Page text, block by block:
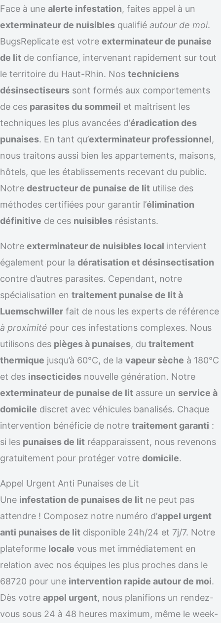
Face à une alerte infestation, faites appel à un
exterminateur de nuisibles qualifié autour de moi.
BugsReplicate est votre exterminateur de punaise
de lit de confiance, intervenant rapidement sur tout
le territoire du Haut-Rhin. Nos techniciens
désinsectiseurs sont formés aux comportements
de ces parasites du sommeil et maîtrisent les
techniques les plus avancées d’éradication des
punaises. En tant qu’exterminateur professionnel,
nous traitons aussi bien les appartements, maisons,
hôtels, que les établissements recevant du public.
Notre destructeur de punaise de lit utilise des
méthodes certifiées pour garantir l’élimination
définitive de ces nuisibles résistants.
Notre exterminateur de nuisibles local intervient
également pour la dératisation et désinsectisation
contre d’autres parasites. Cependant, notre
spécialisation en traitement punaise de lit à
Luemschwiller fait de nous les experts de référence
à proximité pour ces infestations complexes. Nous
utilisons des pièges à punaises, du traitement
thermique jusqu’à 60°C, de la vapeur sèche à 180°C
et des insecticides nouvelle génération. Notre
exterminateur de punaise de lit assure un service à
domicile discret avec véhicules banalisés. Chaque
intervention bénéficie de notre traitement garanti :
si les punaises de lit réapparaissent, nous revenons
gratuitement pour protéger votre domicile.
Appel Urgent Anti Punaises de Lit
Une infestation de punaises de lit ne peut pas
attendre ! Composez notre numéro d’appel urgent
anti punaises de lit disponible 24h/24 et 7j/7. Notre
plateforme locale vous met immédiatement en
relation avec nos équipes les plus proches dans le
68720 pour une intervention rapide autour de moi.
Dès votre appel urgent, nous planifions un rendez-
vous sous 24 à 48 heures maximum, même le week-